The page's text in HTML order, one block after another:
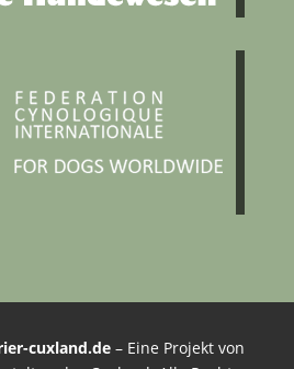
cuxland.de– Eine Projekt von